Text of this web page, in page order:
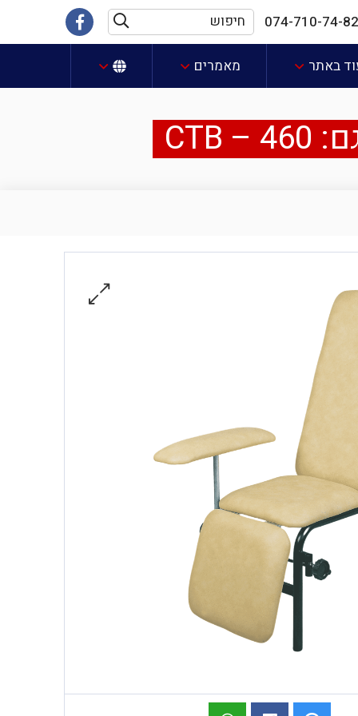
074-710-74-82 חיפוש חיפוש
קישור
לעמוד
באתר מאמרים